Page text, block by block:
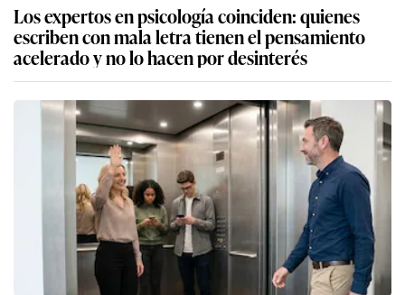
Los expertos en psicología coinciden: quienes
escriben con mala letra tienen el pensamiento
acelerado y no lo hacen por desinterés